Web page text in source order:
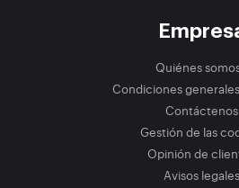
Quiénes
Condiciones
Contáctenos
Gestión de las
Opinión de
Avisos legales